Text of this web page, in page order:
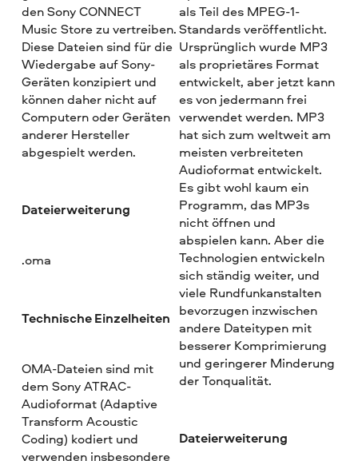
den Sony CONNECT
Music Store zu vertreiben.
Diese Dateien sind für die
Wiedergabe auf Sony-
Geräten konzipiert und
können daher nicht auf
Computern oder Geräten
anderer Hersteller
abgespielt werden.
Dateierweiterung
.oma
Technische Einzelheiten
OMA-Dateien sind mit
dem Sony ATRAC-
Audioformat (Adaptive
Transform Acoustic
Coding) kodiert und
verwenden insbesondere
als Teil des MPEG-1-
Standards veröffentlicht.
Ursprünglich wurde MP3
als proprietäres Format
entwickelt, aber jetzt kann
es von jedermann frei
verwendet werden. MP3
hat sich zum weltweit am
meisten verbreiteten
Audioformat entwickelt.
Es gibt wohl kaum ein
Programm, das MP3s
nicht öffnen und
abspielen kann. Aber die
Technologien entwickeln
sich ständig weiter, und
viele Rundfunkanstalten
bevorzugen inzwischen
andere Dateitypen mit
besserer Komprimierung
und geringerer Minderung
der Tonqualität.
Dateierweiterung